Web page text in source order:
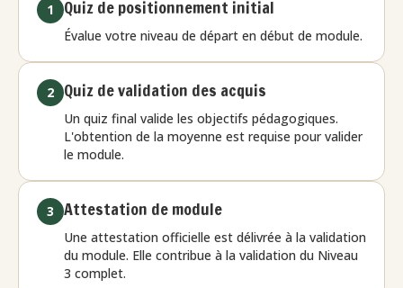
1 Quiz de positionnement initial
Évalue votre niveau de départ en début de module.
2 Quiz de validation des acquis
Un quiz final valide les objectifs pédagogiques.
L'obtention de la moyenne est requise pour valider
le module.
3 Attestation de module
Une attestation officielle est délivrée à la validation
du module. Elle contribue à la validation du Niveau
3 complet.